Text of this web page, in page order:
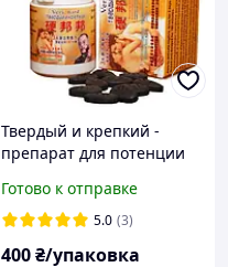
Твердый и крепкий -
препарат для потенции
Готово к отправке
5.0 (3)
400₴/упаковка